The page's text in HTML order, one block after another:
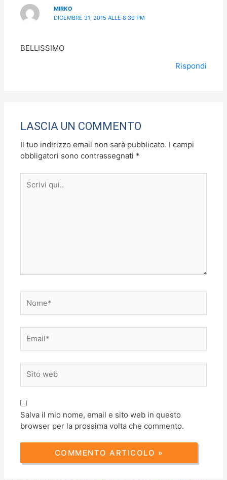
MIRKO
DICEMBRE 31, 2015 ALLE 8:39 PM
BELLISSIMO
Rispondi
LASCIA UN COMMENTO
Il tuo indirizzo email non sarà pubblicato. I campi
obbligatori sono contrassegnati *
qui..
web
Salva il mio nome, email e sito web in questo
browser per la prossima volta che commento.